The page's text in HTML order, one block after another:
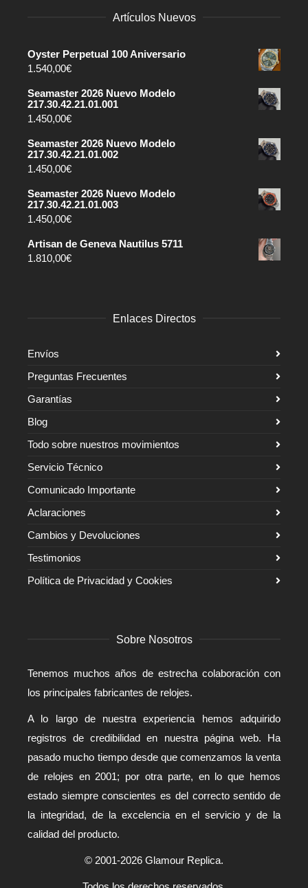
Artículos Nuevos
Oyster Perpetual 100 Aniversario
1.540,00€
Seamaster 2026 Nuevo Modelo
217.30.42.21.01.001
1.450,00€
Seamaster 2026 Nuevo Modelo
217.30.42.21.01.002
1.450,00€
Seamaster 2026 Nuevo Modelo
217.30.42.21.01.003
1.450,00€
Artisan de Geneva Nautilus 5711
1.810,00€
Enlaces Directos
Envíos
Preguntas Frecuentes
Garantías
Blog
Todo sobre nuestros movimientos
Servicio Técnico
Comunicado Importante
Aclaraciones
Cambios y Devoluciones
Testimonios
Política de Privacidad y Cookies
Sobre Nosotros
Tenemos muchos años de estrecha colaboración con
los principales fabricantes de relojes.
A lo largo de nuestra experiencia hemos adquirido
registros de credibilidad en nuestra página web. Ha
pasado mucho tiempo desde que comenzamos la venta
de relojes en 2001; por otra parte, en lo que hemos
estado siempre conscientes es del correcto sentido de
la integridad, de la excelencia en el servicio y de la
calidad del producto.
© 2001-2026 Glamour Replica.